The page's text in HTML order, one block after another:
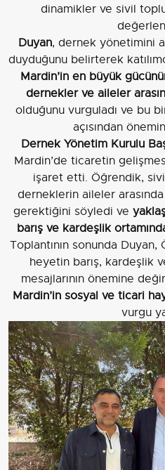
dinamikler ve sivil
Duyan, dernek yönetimini
duyduğunu belirterek
Mardin’in en büyük
dernekler ve aileler
olduğunu vurguladı ve bu
açısından
Dernek Yönetim Kurulu
Mardin’de ticaretin
işaret etti. Öğrendik,
derneklerin aileler
gerektiğini söyledi ve
barış ve kardeşlik
Toplantının sonunda
heyetin barış, kardeşlik
mesajlarının önemine
Mardin’in sosyal ve ticari
vurgu